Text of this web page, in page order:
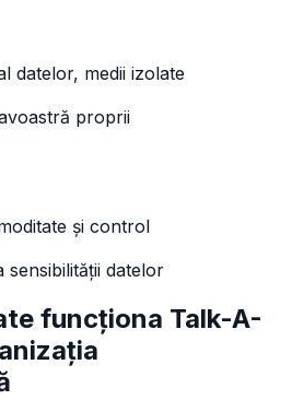
datelor, medii izolate
proprii
și control
sensibilității datelor
funcționa Talk-A-